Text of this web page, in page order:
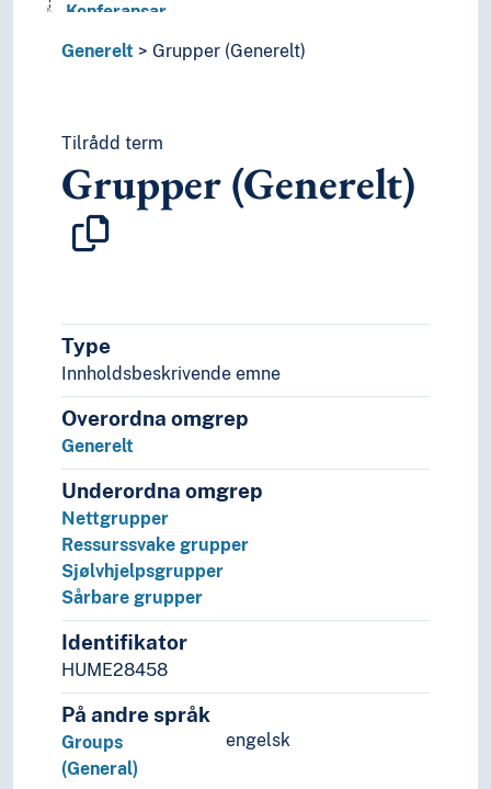
Konferansar
Konformitet
Kontroll
Koordinering
Krisar
Kurs
Kvalitet
Manifest
Manipulasjon
Mediering (Medievitskap)
Medlemskap
Metodar
Miljø
Mobilitet
Modellar
Modernisering
Motiv
Mønster
Møte
Møteteknikk
Målgrupper
Navigasjon
Notasjon
Nøkkeltal
Generelt Grupper (Generelt)
Tilrådd term
Grupper (Generelt)
Type
Innholdsbeskrivende emne
Overordna omgrep
Generelt
Underordna omgrep
Nettgrupper
Ressurssvake grupper
Sjølvhjelpsgrupper
Sårbare grupper
Identifikator
HUME28458
På andre språk
engelsk
Groups
(General)